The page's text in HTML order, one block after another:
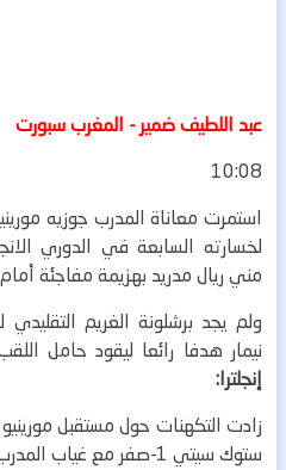
عبد اللطيف ضمير - المغرب سبورت
10:08
استمرت معاناة المدرب جوزيه
لخسارته السابعة في الدوري
مني ريال مدريد بهزيمة مفاجئة
ولم يجد برشلونة الغريم
نيمار هدفا رائعا ليقود حامل اللقب للفوز 3-صفر
إنجلترا:
زادت التكهنات حول مستقبل
ستوك سيتي 1-صفر مع غياب المدرب البرتغالي بسبب إيقافه.